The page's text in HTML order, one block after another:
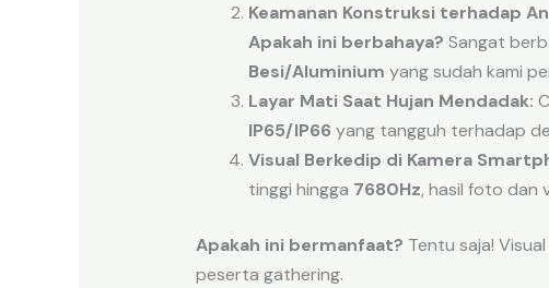
Keamanan Konstruksi terhadap
Apakah ini berbahaya? Sangat
Besi/Aluminium yang sudah kami
Layar Mati Saat Hujan Mendadak:
IP65/IP66 yang tangguh terhadap
Visual Berkedip di Kamera
tinggi hingga 7680Hz, hasil foto dan
Apakah ini bermanfaat? Tentu saja!
peserta gathering.